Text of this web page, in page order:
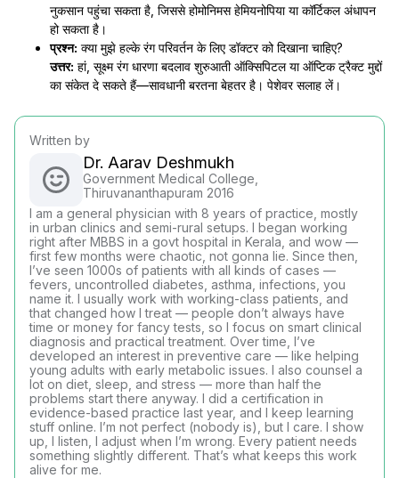
नुकसान पहुंचा सकता है, जिससे होमोनिमस हेमियनोपिया या कॉर्टिकल अंधापन
हो सकता है।
प्रश्न: क्या मुझे हल्के रंग परिवर्तन के लिए डॉक्टर को दिखाना चाहिए?
उत्तर: हां, सूक्ष्म रंग धारणा बदलाव शुरुआती ऑक्सिपिटल या ऑप्टिक ट्रैक्ट मुद्दों
का संकेत दे सकते हैं—सावधानी बरतना बेहतर है। पेशेवर सलाह लें।
Written by
Dr. Aarav Deshmukh
Government Medical College,
Thiruvananthapuram 2016
I am a general physician with 8 years of practice, mostly
in urban clinics and semi-rural setups. I began working
right after MBBS in a govt hospital in Kerala, and wow —
first few months were chaotic, not gonna lie. Since then,
I’ve seen 1000s of patients with all kinds of cases —
fevers, uncontrolled diabetes, asthma, infections, you
name it. I usually work with working-class patients, and
that changed how I treat — people don’t always have
time or money for fancy tests, so I focus on smart clinical
diagnosis and practical treatment. Over time, I’ve
developed an interest in preventive care — like helping
young adults with early metabolic issues. I also counsel a
lot on diet, sleep, and stress — more than half the
problems start there anyway. I did a certification in
evidence-based practice last year, and I keep learning
stuff online. I’m not perfect (nobody is), but I care. I show
up, I listen, I adjust when I’m wrong. Every patient needs
something slightly different. That’s what keeps this work
alive for me.